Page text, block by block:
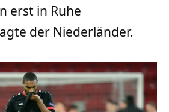
erst in Ruhe
der Niederländer.